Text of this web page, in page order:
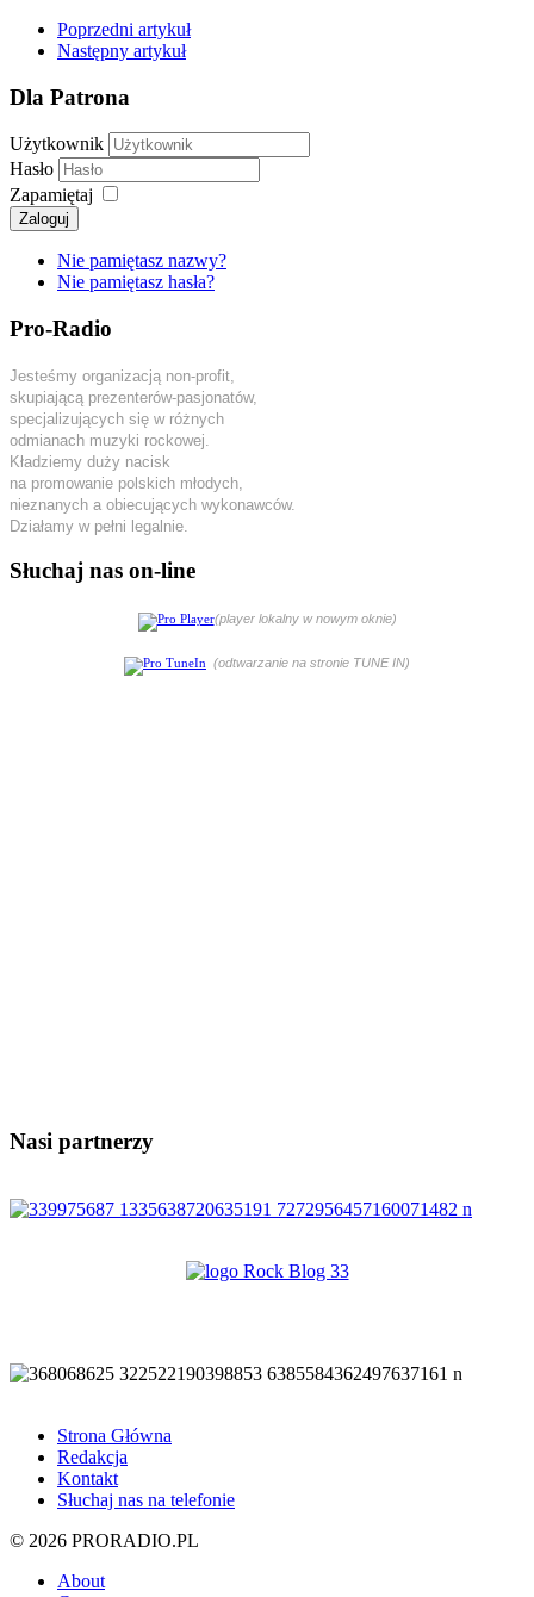
Poprzedni artykuł
Następny artykuł
Dla Patrona
Użytkownik
Hasło
Zapamiętaj
Zaloguj
Nie pamiętasz nazwy?
Nie pamiętasz hasła?
Pro-Radio
Jesteśmy organizacją non-profit,
skupiającą prezenterów-pasjonatów,
specjalizujących się w różnych
odmianach muzyki rockowej.
Kładziemy duży nacisk
na promowanie polskich młodych,
nieznanych a obiecujących wykonawców.
Działamy w pełni legalnie.
Słuchaj nas on-line
(player lokalny w nowym oknie)
(odtwarzanie na stronie TUNE IN)
Nasi partnerzy
Strona Główna
Redakcja
Kontakt
Słuchaj nas na telefonie
© 2026 PRORADIO.PL
About